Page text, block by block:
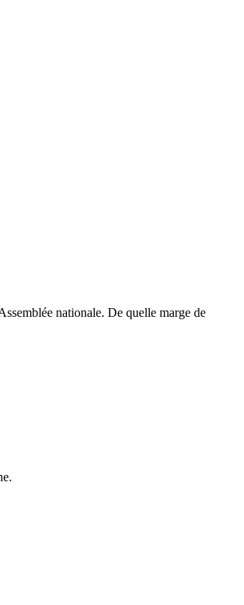
nationale. De quelle marge de